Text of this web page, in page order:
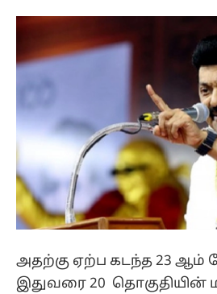
அதற்கு ஏற்ப கடந்த 23 ஆம்
இதுவரை 20 தொகுதியின்